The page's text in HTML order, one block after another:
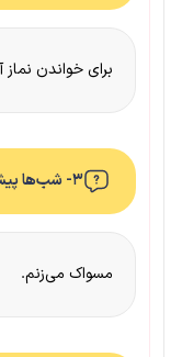
برای خواندن
۳- شب‌ها پیش از خواب
مسواک می‌زنم.